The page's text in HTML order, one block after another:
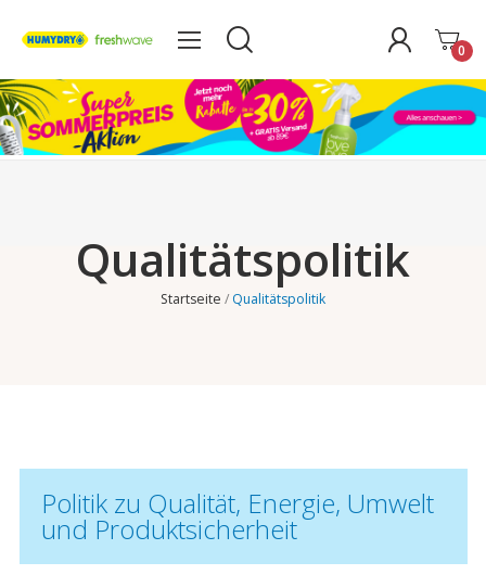
0
Qualitätspolitik
Startseite Qualitätspolitik
Politik zu Qualität, Energie, Umwelt
und Produktsicherheit